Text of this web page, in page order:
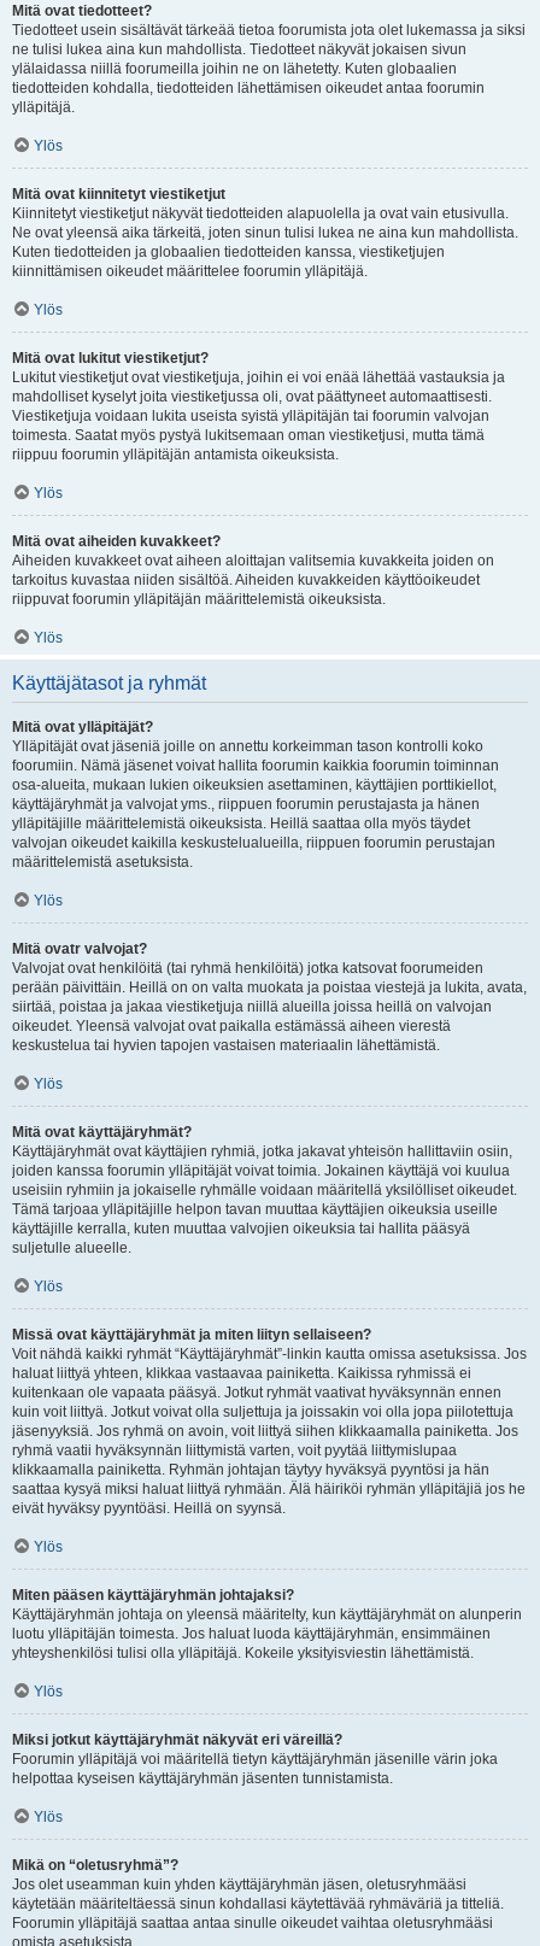
Mitä ovat tiedotteet?
Tiedotteet usein sisältävät tärkeää tietoa foorumista jota olet lukemassa ja siksi
ne tulisi lukea aina kun mahdollista. Tiedotteet näkyvät jokaisen sivun
ylälaidassa niillä foorumeilla joihin ne on lähetetty. Kuten globaalien
tiedotteiden kohdalla, tiedotteiden lähettämisen oikeudet antaa foorumin
ylläpitäjä.
Ylös
Mitä ovat kiinnitetyt viestiketjut
Kiinnitetyt viestiketjut näkyvät tiedotteiden alapuolella ja ovat vain etusivulla.
Ne ovat yleensä aika tärkeitä, joten sinun tulisi lukea ne aina kun mahdollista.
Kuten tiedotteiden ja globaalien tiedotteiden kanssa, viestiketjujen
kiinnittämisen oikeudet määrittelee foorumin ylläpitäjä.
Ylös
Mitä ovat lukitut viestiketjut?
Lukitut viestiketjut ovat viestiketjuja, joihin ei voi enää lähettää vastauksia ja
mahdolliset kyselyt joita viestiketjussa oli, ovat päättyneet automaattisesti.
Viestiketjuja voidaan lukita useista syistä ylläpitäjän tai foorumin valvojan
toimesta. Saatat myös pystyä lukitsemaan oman viestiketjusi, mutta tämä
riippuu foorumin ylläpitäjän antamista oikeuksista.
Ylös
Mitä ovat aiheiden kuvakkeet?
Aiheiden kuvakkeet ovat aiheen aloittajan valitsemia kuvakkeita joiden on
tarkoitus kuvastaa niiden sisältöä. Aiheiden kuvakkeiden käyttöoikeudet
riippuvat foorumin ylläpitäjän määrittelemistä oikeuksista.
Ylös
Käyttäjätasot ja ryhmät
Mitä ovat ylläpitäjät?
Ylläpitäjät ovat jäseniä joille on annettu korkeimman tason kontrolli koko
foorumiin. Nämä jäsenet voivat hallita foorumin kaikkia foorumin toiminnan
osa-alueita, mukaan lukien oikeuksien asettaminen, käyttäjien porttikiellot,
käyttäjäryhmät ja valvojat yms., riippuen foorumin perustajasta ja hänen
ylläpitäjille määrittelemistä oikeuksista. Heillä saattaa olla myös täydet
valvojan oikeudet kaikilla keskustelualueilla, riippuen foorumin perustajan
määrittelemistä asetuksista.
Ylös
Mitä ovatr valvojat?
Valvojat ovat henkilöitä (tai ryhmä henkilöitä) jotka katsovat foorumeiden
perään päivittäin. Heillä on on valta muokata ja poistaa viestejä ja lukita, avata,
siirtää, poistaa ja jakaa viestiketjuja niillä alueilla joissa heillä on valvojan
oikeudet. Yleensä valvojat ovat paikalla estämässä aiheen vierestä
keskustelua tai hyvien tapojen vastaisen materiaalin lähettämistä.
Ylös
Mitä ovat käyttäjäryhmät?
Käyttäjäryhmät ovat käyttäjien ryhmiä, jotka jakavat yhteisön hallittaviin osiin,
joiden kanssa foorumin ylläpitäjät voivat toimia. Jokainen käyttäjä voi kuulua
useisiin ryhmiin ja jokaiselle ryhmälle voidaan määritellä yksilölliset oikeudet.
Tämä tarjoaa ylläpitäjille helpon tavan muuttaa käyttäjien oikeuksia useille
käyttäjille kerralla, kuten muuttaa valvojien oikeuksia tai hallita pääsyä
suljetulle alueelle.
Ylös
Missä ovat käyttäjäryhmät ja miten liityn sellaiseen?
Voit nähdä kaikki ryhmät “Käyttäjäryhmät”-linkin kautta omissa asetuksissa. Jos
haluat liittyä yhteen, klikkaa vastaavaa painiketta. Kaikissa ryhmissä ei
kuitenkaan ole vapaata pääsyä. Jotkut ryhmät vaativat hyväksynnän ennen
kuin voit liittyä. Jotkut voivat olla suljettuja ja joissakin voi olla jopa piilotettuja
jäsenyyksiä. Jos ryhmä on avoin, voit liittyä siihen klikkaamalla painiketta. Jos
ryhmä vaatii hyväksynnän liittymistä varten, voit pyytää liittymislupaa
klikkaamalla painiketta. Ryhmän johtajan täytyy hyväksyä pyyntösi ja hän
saattaa kysyä miksi haluat liittyä ryhmään. Älä häiriköi ryhmän ylläpitäjiä jos he
eivät hyväksy pyyntöäsi. Heillä on syynsä.
Ylös
Miten pääsen käyttäjäryhmän johtajaksi?
Käyttäjäryhmän johtaja on yleensä määritelty, kun käyttäjäryhmät on alunperin
luotu ylläpitäjän toimesta. Jos haluat luoda käyttäjäryhmän, ensimmäinen
yhteyshenkilösi tulisi olla ylläpitäjä. Kokeile yksityisviestin lähettämistä.
Ylös
Miksi jotkut käyttäjäryhmät näkyvät eri väreillä?
Foorumin ylläpitäjä voi määritellä tietyn käyttäjäryhmän jäsenille värin joka
helpottaa kyseisen käyttäjäryhmän jäsenten tunnistamista.
Ylös
Mikä on “oletusryhmä”?
Jos olet useamman kuin yhden käyttäjäryhmän jäsen, oletusryhmääsi
käytetään määriteltäessä sinun kohdallasi käytettävää ryhmäväriä ja titteliä.
Foorumin ylläpitäjä saattaa antaa sinulle oikeudet vaihtaa oletusryhmääsi
omista asetuksista.